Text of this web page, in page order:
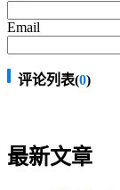
Email
评论列表(0)
最新文章